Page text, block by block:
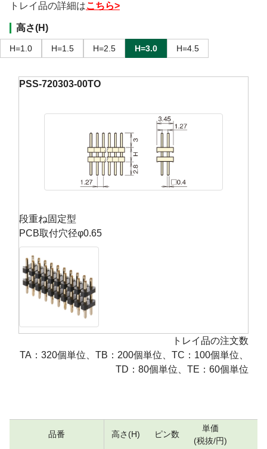
トレイ品の詳細はこちら>
高さ(H)
H=1.0 H=1.5 H=2.5 H=3.0 H=4.5
PSS-720303-00TO
段重ね固定型
PCB取付穴径φ0.65
トレイ品の注文数
TA：320個単位、TB：200個単位、TC：100個単位、
TD：80個単位、TE：60個単位
品番 高さ(H) ピン数
単価
(税抜/円)